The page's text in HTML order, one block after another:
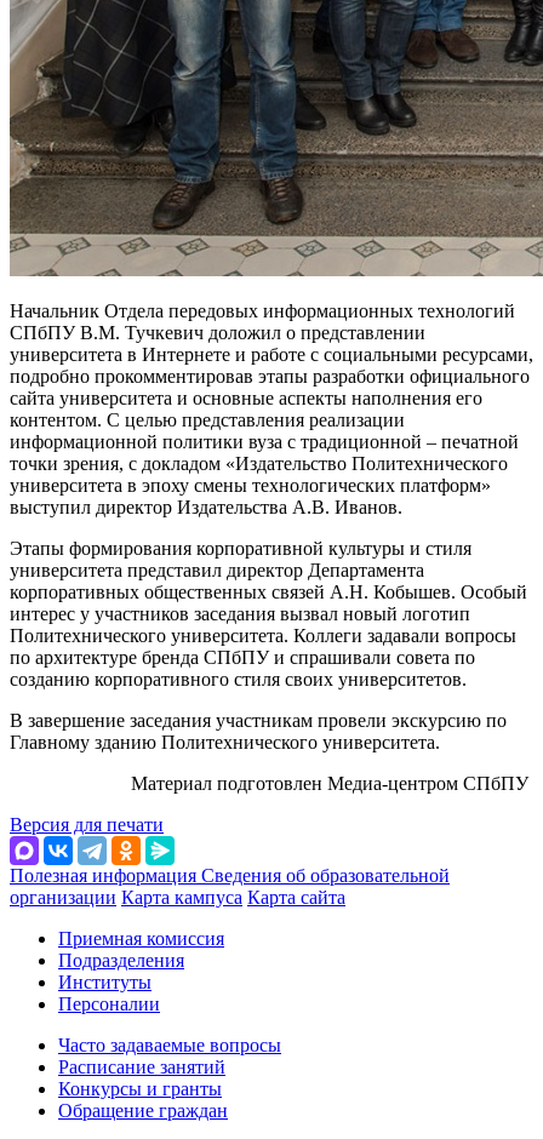
Начальник Отдела передовых информационных технологий
СПбПУ В.М. Тучкевич доложил о представлении
университета в Интернете и работе с социальными ресурсами,
подробно прокомментировав этапы разработки официального
сайта университета и основные аспекты наполнения его
контентом. С целью представления реализации
информационной политики вуза с традиционной – печатной
точки зрения, с докладом «Издательство Политехнического
университета в эпоху смены технологических платформ»
выступил директор Издательства А.В. Иванов.
Этапы формирования корпоративной культуры и стиля
университета представил директор Департамента
корпоративных общественных связей А.Н. Кобышев. Особый
интерес у участников заседания вызвал новый логотип
Политехнического университета. Коллеги задавали вопросы
по архитектуре бренда СПбПУ и спрашивали совета по
созданию корпоративного стиля своих университетов.
В завершение заседания участникам провели экскурсию по
Главному зданию Политехнического университета.
Материал подготовлен Медиа-центром СПбПУ
Версия для печати
Полезная информация Сведения об образовательной
организации Карта кампуса Карта сайта
Приемная комиссия
Подразделения
Институты
Персоналии
Часто задаваемые вопросы
Расписание занятий
Конкурсы и гранты
Обращение граждан